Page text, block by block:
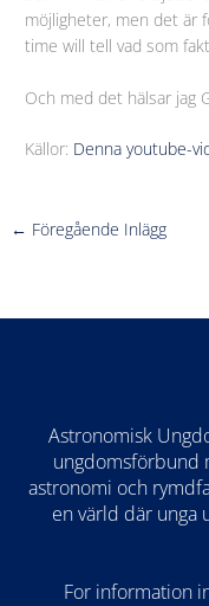
möjligheter, men det är
time will tell vad som
Och med det hälsar jag
Källor: Denna youtube-
← Föregående Inlägg
Astronomisk
ungdomsförbund
astronomi och
en värld där unga
For information